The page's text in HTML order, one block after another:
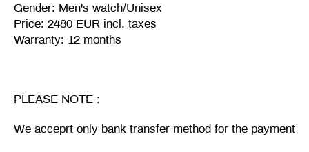
Gender: Men's watch/Unisex
Price: 2480 EUR incl. taxes
Warranty: 12 months
PLEASE NOTE :
We acceprt only bank transfer method for the payment